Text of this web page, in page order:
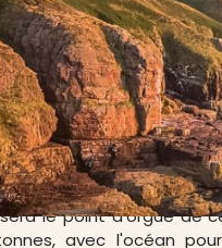
exceptionnelle de la
le point d'orgue de
avec l'océan